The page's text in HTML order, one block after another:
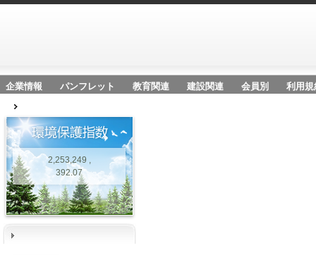
企業情報 パンフレット 教育関連 建設関連 会員別 利用規
2,253,249 ,
392.07